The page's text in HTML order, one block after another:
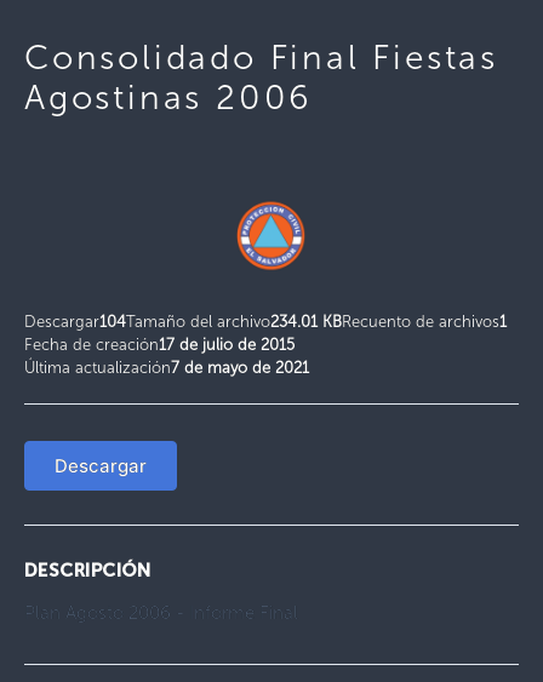
Consolidado Final Fiestas
Agostinas 2006
Descargar104Tamaño del archivo234.01 KBRecuento de archivos1
Fecha de creación17 de julio de 2015
Última actualización7 de mayo de 2021
Descargar
DESCRIPCIÓN
Plan Agosto 2006 - Informe Final